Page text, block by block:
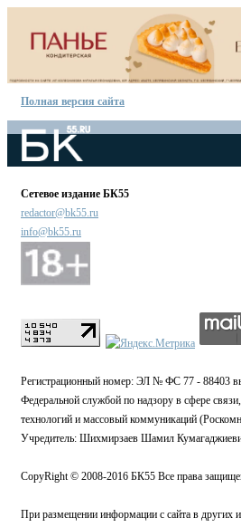
Полная версия сайта
Сетевое издание БК55
redactor@bk55.ru
info@bk55.ru
Регистрационный номер: ЭЛ № ФС 77 - 88403
Федеральной службой по надзору в сфере
технологий и массовый коммуникаций
Учредитель: Шихмирзаев Шамил
CopyRight © 2008-2016 БК55 Все права
При размещении информации с сайта в других